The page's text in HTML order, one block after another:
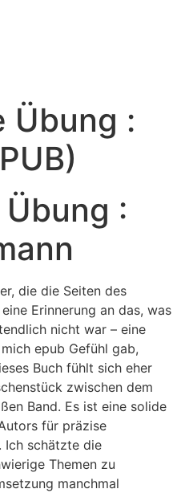
Übung :
:
die die Seiten des
Erinnerung an das, was
nicht war – eine
epub Gefühl gab,
Buch fühlt sich eher
zwischen dem
Band. Es ist eine solide
für präzise
Ich schätzte die
Themen zu
manchmal